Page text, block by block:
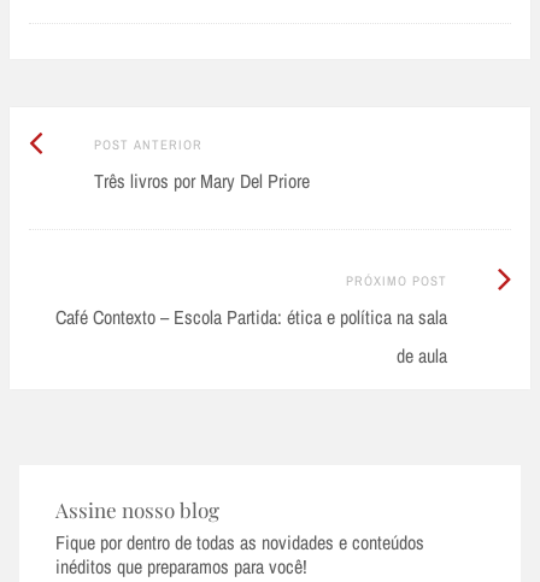
Post
navigation
POST ANTERIOR
Anterior:
Três livros por Mary Del Priore
PRÓXIMO POST
Café Contexto – Escola Partida: ética e política na sala
de aula
Próximo
Assine nosso blog
Fique por dentro de todas as novidades e conteúdos
inéditos que preparamos para você!